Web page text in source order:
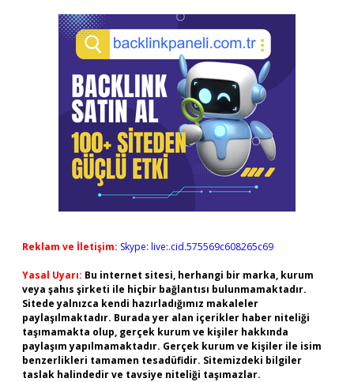
Reklam ve İletişim: Skype: live:.cid.575569c608265c69
Yasal Uyarı: Bu internet sitesi, herhangi bir marka, kurum
veya şahıs şirketi ile hiçbir bağlantısı bulunmamaktadır.
Sitede yalnızca kendi hazırladığımız makaleler
paylaşılmaktadır. Burada yer alan içerikler haber niteliği
taşımamakta olup, gerçek kurum ve kişiler hakkında
paylaşım yapılmamaktadır. Gerçek kurum ve kişiler ile isim
benzerlikleri tamamen tesadüfidir. Sitemizdeki bilgiler
taslak halindedir ve tavsiye niteliği taşımazlar.